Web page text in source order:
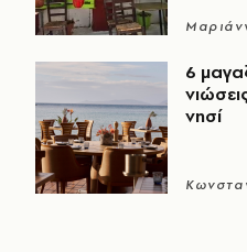
6
νησί